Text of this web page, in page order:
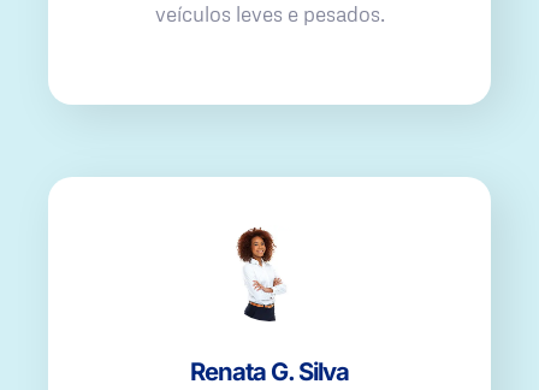
veículos leves e pesados.
Renata G. Silva